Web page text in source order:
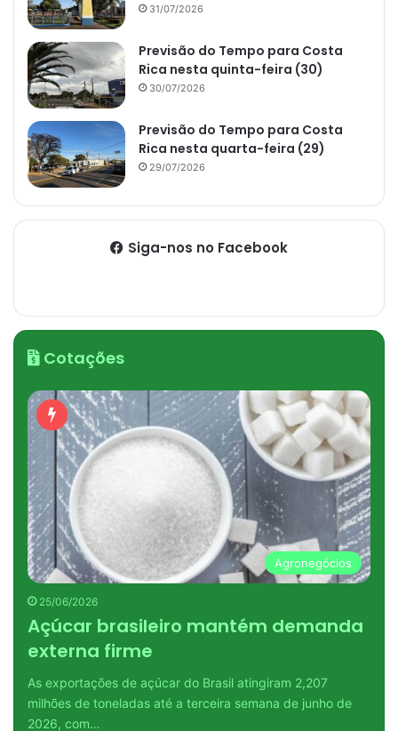
31/07/2026
Previsão do Tempo para Costa
Rica nesta quinta-feira (30)
30/07/2026
Previsão do Tempo para Costa
Rica nesta quarta-feira (29)
29/07/2026
Siga-nos no Facebook
Cotações
Agronegócios
25/06/2026
Açúcar brasileiro mantém demanda
externa firme
As exportações de açúcar do Brasil atingiram 2,207
milhões de toneladas até a terceira semana de junho de
2026, com…